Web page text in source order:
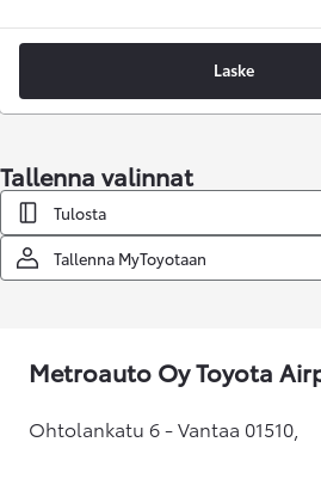
Laske
Tallenna valinnat
Tulosta
Tallenna MyToyotaan
Metroauto Oy Toyota
Ohtolankatu 6 - Vantaa 01510,